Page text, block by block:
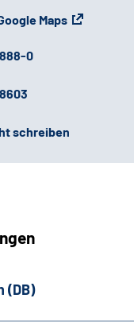
Maps
0
schreiben
(DB)